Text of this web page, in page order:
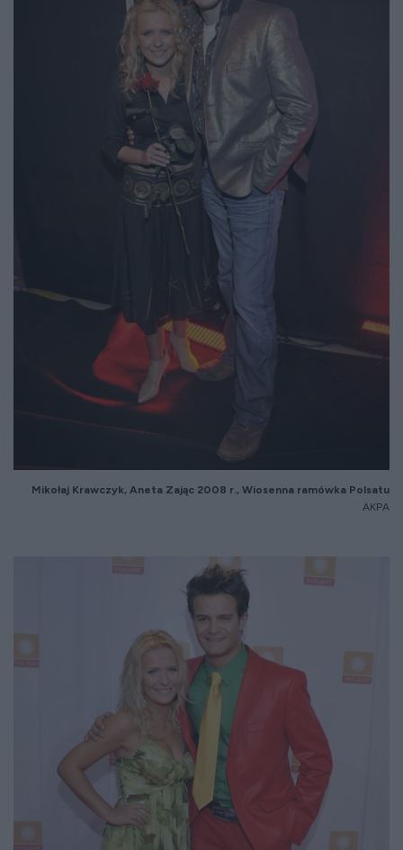
Mikołaj Krawczyk, Aneta Zając 2008 r., Wiosenna ramówka Polsatu
AKPA